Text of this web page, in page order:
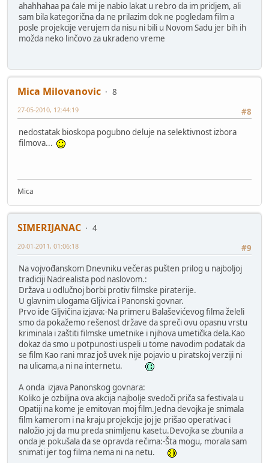
ahahhahaa pa ćale mi je nabio lakat u rebro da im pridjem, ali
sam bila kategorična da ne prilazim dok ne pogledam film a
posle projekcije verujem da nisu ni bili u Novom Sadu jer bih ih
možda neko linčovo za ukradeno vreme
Mica Milovanovic
8
#8
27-05-2010, 12:44:19
nedostatak bioskopa pogubno deluje na selektivnost izbora
filmova...
Mica
SIMERIJANAC
4
#9
20-01-2011, 01:06:18
Na vojvođanskom Dnevniku večeras pušten prilog u najboljoj
tradiciji Nadrealista pod naslovom.:
Država u odlučnoj borbi protiv filmske piraterije.
U glavnim ulogama Gljivica i Panonski govnar.
Prvo ide Gljvičina izjava:-Na primeru Balaševićevog filma želeli
smo da pokažemo rešenost države da spreči ovu opasnu vrstu
kriminala i zaštiti filmske umetnike i njihova umetička dela.Kao
dokaz da smo u potpunosti uspeli u tome navodim podatak da
se film Kao rani mraz još uvek nije pojavio u piratskoj verziji ni
na ulicama,a ni na internetu.
A onda izjava Panonskog govnara:
Koliko je ozbiljna ova akcija najbolje svedoči priča sa festivala u
Opatiji na kome je emitovan moj film.Jedna devojka je snimala
film kamerom i na kraju projekcije joj je prišao operativac i
naložio joj da mu preda snimljenu kasetu.Devojka se zbunila a
onda je pokušala da se opravda rečima:-Šta mogu, morala sam
snimati jer tog filma nema ni na netu.